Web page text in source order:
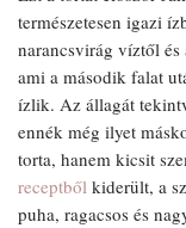
természetesen igazi
narancsvirág víztől
ami a második falat
ízlik. Az állagát
ennék még ilyet
torta, hanem kicsit
receptből kiderült, a
puha, ragacsos és